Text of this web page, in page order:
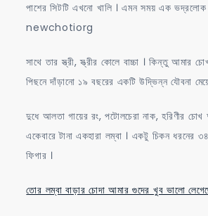
পাশের সিটটি এখনো খালি । এমন সময় এক ভদ্রলোক
newchotiorg
সাথে তার স্ত্রী, স্ত্রীর কোলে বাচ্চা । কিন্তু আমার
পিছনে দাঁড়ানো ১৯ বছরের একটি উদ্ভিন্ন যৌবনা
দুধে আলতা গায়ের রং, পটোলচেরা নাক, হরিণীর
একেবারে টানা একহারা লম্বা । একটু চিকন
ফিগার ।
তোর লম্বা বাড়ার চোদা আমার গুদের খুব ভালো